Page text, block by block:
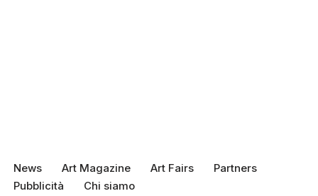
News Art Magazine Art Fairs
Partners
Pubblicità
Chi siamo